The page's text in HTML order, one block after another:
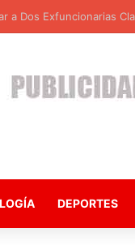
de Ataques y
DEPORTES